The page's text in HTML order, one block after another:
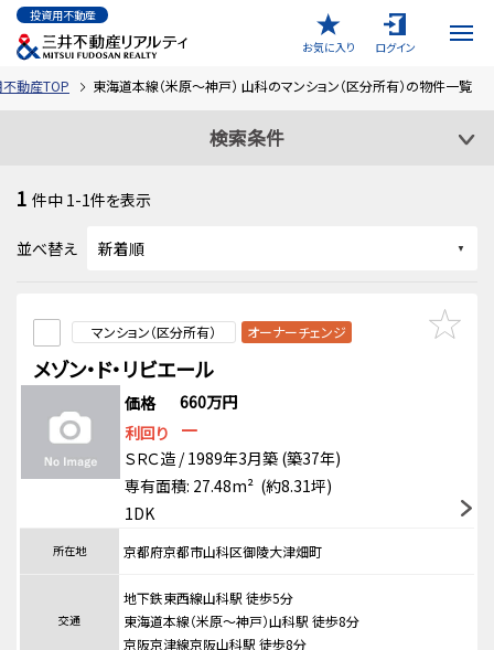
投資用不動産
お気に入り
ログイン
動産TOP 東海道本線（米原～神戸） 山科のマンション（区分所有）の物件一覧
検索条件
1 件中 1-1件を表示
並べ替え
マンション（区分所有） オーナーチェンジ
メゾン・ド・リビエール
価格
660万円
利回り
－
ＳＲＣ造 / 1989年3月築 (築37年)
専有面積: 27.48m² (約8.31坪)
1DK
所在地 京都府京都市山科区御陵大津畑町
交通
地下鉄東西線山科駅 徒歩5分
東海道本線（米原～神戸）山科駅 徒歩8分
京阪京津線京阪山科駅 徒歩8分